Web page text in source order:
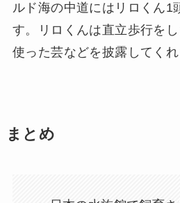
ルド海の中道にはリロくん1
す。リロくんは直立歩行を
使った芸などを披露してくれ
まとめ